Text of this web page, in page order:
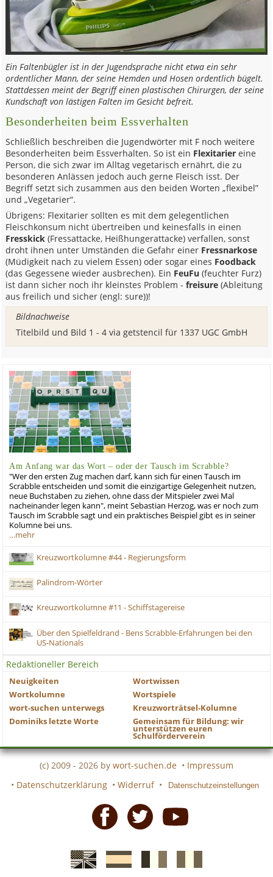
Ein Faltenbügler ist in der Jugendsprache nicht etwa ein sehr
ordentlicher Mann, der seine Hemden und Hosen ordentlich bügelt.
Stattdessen meint der Begriff einen plastischen Chirurgen, der seine
Kundschaft von lästigen Falten im Gesicht befreit.
Besonderheiten beim Essverhalten
Schließlich beschreiben die Jugendwörter mit F noch weitere
Besonderheiten beim Essverhalten. So ist ein Flexitarier eine
Person, die sich zwar im Alltag vegetarisch ernährt, die zu
besonderen Anlässen jedoch auch gerne Fleisch isst. Der
Begriff setzt sich zusammen aus den beiden Worten „flexibel”
und „Vegetarier“.
Übrigens: Flexitarier sollten es mit dem gelegentlichen
Fleischkonsum nicht übertreiben und keinesfalls in einen
Fresskick (Fressattacke, Heißhungerattacke) verfallen, sonst
droht ihnen unter Umständen die Gefahr einer Fressnarkose
(Müdigkeit nach zu vielem Essen) oder sogar eines Foodback
(das Gegessene wieder ausbrechen). Ein FeuFu (feuchter Furz)
ist dann sicher noch ihr kleinstes Problem -freisure (Ableitung
aus freilich und sicher (engl: sure))!
Bildnachweise
Titelbild und Bild 1 - 4 via getstencil für 1337 UGC GmbH
Am Anfang war das Wort – oder der Tausch im Scrabble?
"Wer den ersten Zug machen darf, kann sich für einen Tausch im
Scrabble entscheiden und somit die einzigartige Gelegenheit nutzen,
neue Buchstaben zu ziehen, ohne dass der Mitspieler zwei Mal
nacheinander legen kann", meint Sebastian Herzog, was er noch zum
Tausch im Scrabble sagt und ein praktisches Beispiel gibt es in seiner
Kolumne bei uns.
…mehr
Kreuzwortkolumne #44 - Regierungsform
Palindrom-Wörter
Kreuzwortkolumne #11 - Schiffstagereise
Über den Spielfeldrand - Bens Scrabble-Erfahrungen bei den
US-Nationals
Redaktioneller Bereich
Neuigkeiten
Wortwissen
Wortkolumne
Wortspiele
wort-suchen unterwegs
Kreuzworträtsel-Kolumne
Dominiks letzte Worte
Gemeinsam für Bildung: wir
unterstützen euren
Schulförderverein
(c) 2009 - 2026 by wort-suchen.de • Impressum
• Datenschutzerklärung • Widerruf • Datenschutzeinstellungen